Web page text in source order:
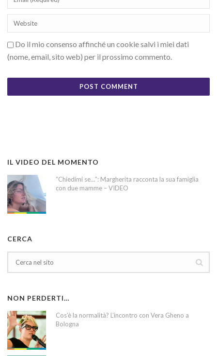
Do il mio consenso affinché un cookie salvi i miei dati
(nome, email, sito web) per il prossimo commento.
IL VIDEO DEL MOMENTO
“Chiedimi se…”: Margherita racconta la sua famiglia
con due mamme – VIDEO
CERCA
NON PERDERTI…
Cos’è la normalità? L’incontro con Vera Gheno a
Bologna